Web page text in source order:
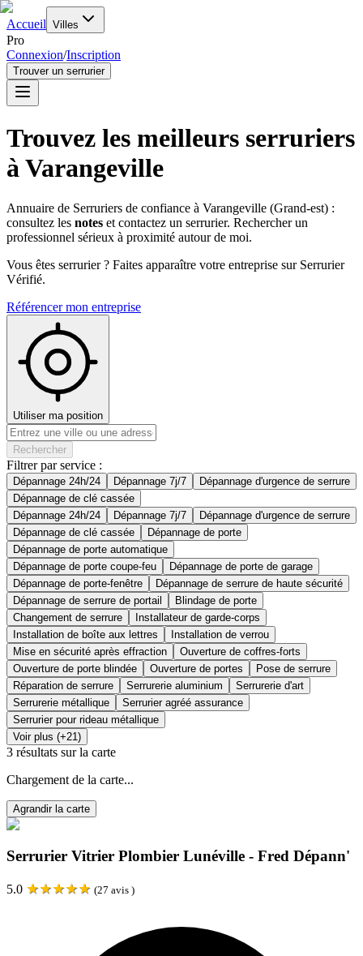
Accueil Villes
Pro
Connexion/Inscription
Trouver un serrurier
Trouvez les meilleurs serruriers
àVarangeville
Annuaire de Serruriers de confiance à Varangeville (Grand-est) :
consultez les notes et contactez un serrurier. Rechercher un
professionnel sérieux à proximité autour de moi.
Vous êtes serrurier ? Faites apparaître votre entreprise sur Serrurier
Vérifié.
Référencer mon entreprise
Utiliser ma position
Rechercher
Filtrer par service :
Dépannage 24h/24 Dépannage 7j/7
Dépannage d'urgence de serrure
Dépannage de clé cassée
Dépannage 24h/24
Dépannage 7j/7
Dépannage d'urgence de serrure
Dépannage de clé cassée
Dépannage de porte
Dépannage de porte automatique
Dépannage de porte coupe-feu
Dépannage de porte de garage
Dépannage de porte-fenêtre
Dépannage de serrure de haute sécurité
Dépannage de serrure de portail
Blindage de porte
Changement de serrure
Installateur de garde-corps
Installation de boîte aux lettres
Installation de verrou
Mise en sécurité après effraction
Ouverture de coffres-forts
Ouverture de porte blindée
Ouverture de portes
Pose de serrure
Réparation de serrure
Serrurerie aluminium
Serrurerie d'art
Serrurerie métallique
Serrurier agréé assurance
Serrurier pour rideau métallique
Voir plus (+21)
3 résultats sur la carte
Chargement de la carte...
Agrandir la carte
Serrurier Vitrier Plombier Lunéville - Fred Dépann'
5.0 ★★★★★ (27 avis )